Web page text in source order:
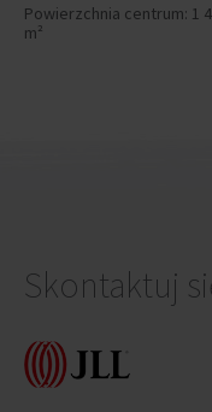
Powierzchnia centrum: 1
m²
Skontaktuj